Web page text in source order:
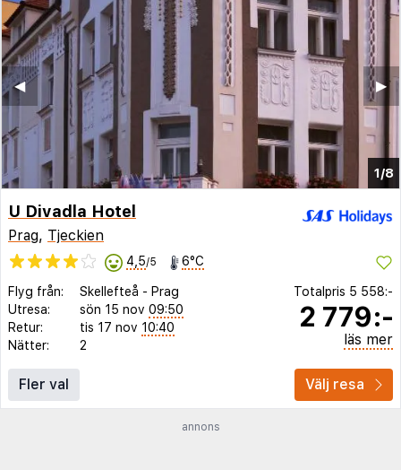
1/8
▶︎
◀︎
U Divadla Hotel
Prag, Tjeckien
4,5/5 6°C
Flyg från: Skellefteå - Prag
Utresa:
sön 15 nov 09:50
Retur:
tis 17 nov 10:40
Nätter:
2
Totalpris 5 558:-
2 779:-
läs mer
Fler val Välj resa
annons